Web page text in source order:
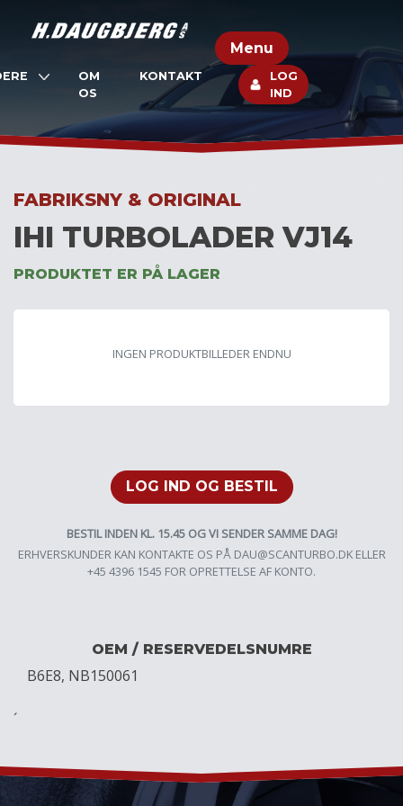
Menu
OM
OS
KONTAKT
LOG
IND
FABRIKSNY & ORIGINAL
IHI TURBOLADER VJ14
PRODUKTET ER PÅ LAGER
INGEN PRODUKTBILLEDER ENDNU
LOG IND OG BESTIL
BESTIL INDEN KL. 15.45 OG VI SENDER SAMME DAG!
ERHVERSKUNDER KAN KONTAKTE OS PÅ DAU@SCANTURBO.DKELLER
+45 4396 1545 FOR OPRETTELSE AF KONTO.
OEM / RESERVEDELSNUMRE
B6E8, NB150061
´